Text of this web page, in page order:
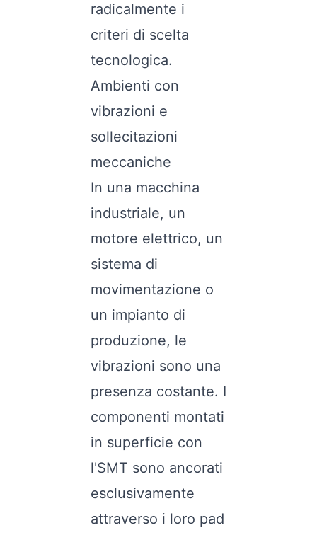
radicalmente i
criteri di scelta
tecnologica.
Ambienti con
vibrazioni e
sollecitazioni
meccaniche
In una macchina
industriale, un
motore elettrico, un
sistema di
movimentazione o
un impianto di
produzione, le
vibrazioni sono una
presenza costante. I
componenti montati
in superficie con
l'SMT sono ancorati
esclusivamente
attraverso i loro pad